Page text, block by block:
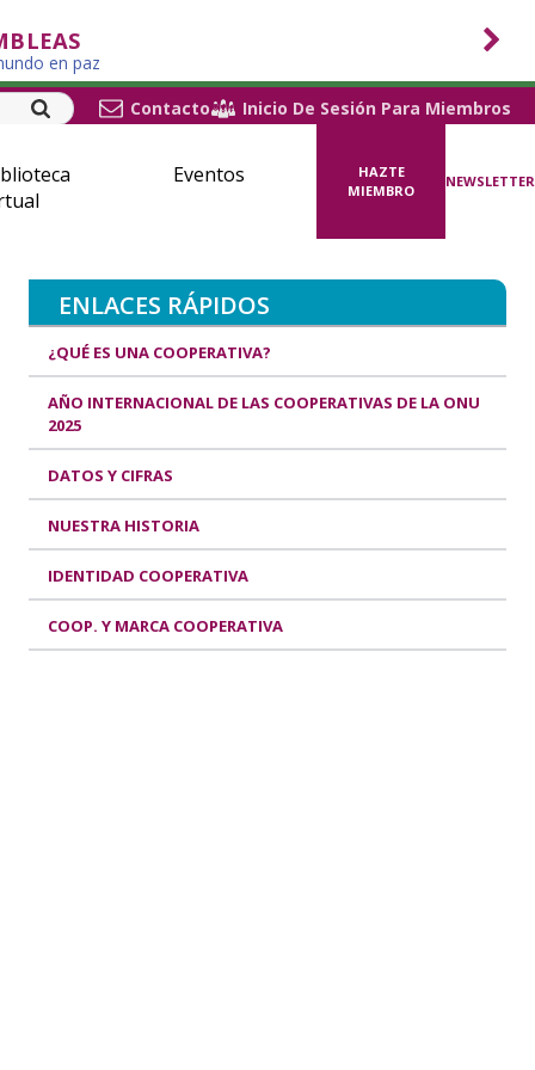
en paz
Contacto
Inicio De Sesión Para Miembros
Eventos
HAZTE
MIEMBRO
NEWSLETTER
ENLACES RÁPIDOS
¿QUÉ ES UNA COOPERATIVA?
AÑO INTERNACIONAL DE LAS COOPERATIVAS DE LA ONU
2025
DATOS Y CIFRAS
NUESTRA HISTORIA
IDENTIDAD COOPERATIVA
COOP. Y MARCA COOPERATIVA